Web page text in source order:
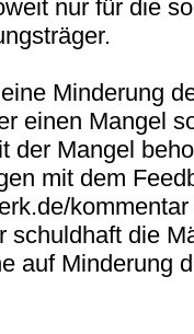
nur für die
Minderung
einen Mangel
der Mangel
mit dem
schuldhaft die
auf Minderung